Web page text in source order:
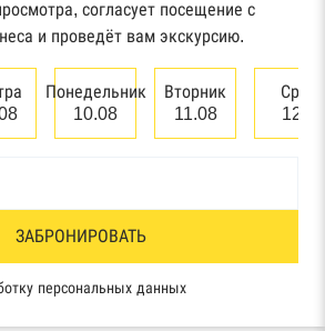
суда
реестр сведений о
лиц
лиц
знаков и знаков обслуживания
согласует посещение с
и проведёт вам экскурсию.
Понедельник
10.08
Вторник
11.08
12.08
ЗАБРОНИРОВАТЬ
персональных данных